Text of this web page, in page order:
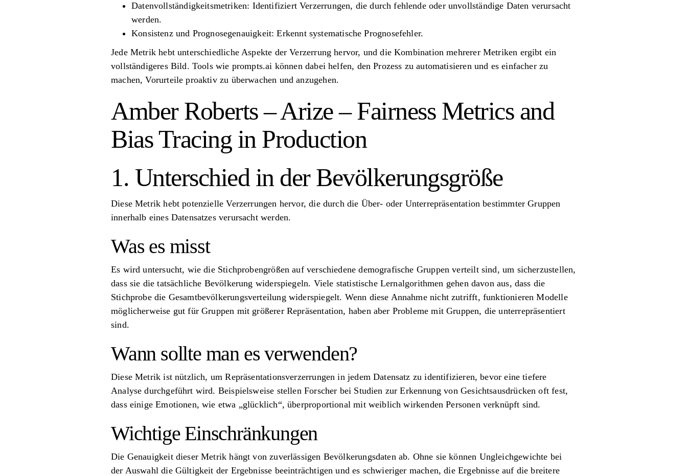
Datenvollständigkeitsmetriken: Identifiziert Verzerrungen, die durch fehlende oder unvollständige Daten verursacht
werden.
Konsistenz und Prognosegenauigkeit: Erkennt systematische Prognosefehler.
Jede Metrik hebt unterschiedliche Aspekte der Verzerrung hervor, und die Kombination mehrerer Metriken ergibt ein
vollständigeres Bild. Tools wie prompts.ai können dabei helfen, den Prozess zu automatisieren und es einfacher zu
machen, Vorurteile proaktiv zu überwachen und anzugehen.
Amber Roberts – Arize – Fairness Metrics and
Bias Tracing in Production
1. Unterschied in der Bevölkerungsgröße
Diese Metrik hebt potenzielle Verzerrungen hervor, die durch die Über- oder Unterrepräsentation bestimmter Gruppen
innerhalb eines Datensatzes verursacht werden.
Was es misst
Es wird untersucht, wie die Stichprobengrößen auf verschiedene demografische Gruppen verteilt sind, um sicherzustellen,
dass sie die tatsächliche Bevölkerung widerspiegeln. Viele statistische Lernalgorithmen gehen davon aus, dass die
Stichprobe die Gesamtbevölkerungsverteilung widerspiegelt. Wenn diese Annahme nicht zutrifft, funktionieren Modelle
möglicherweise gut für Gruppen mit größerer Repräsentation, haben aber Probleme mit Gruppen, die unterrepräsentiert
sind.
Wann sollte man es verwenden?
Diese Metrik ist nützlich, um Repräsentationsverzerrungen in jedem Datensatz zu identifizieren, bevor eine tiefere
Analyse durchgeführt wird. Beispielsweise stellen Forscher bei Studien zur Erkennung von Gesichtsausdrücken oft fest,
dass einige Emotionen, wie etwa „glücklich“, überproportional mit weiblich wirkenden Personen verknüpft sind.
Wichtige Einschränkungen
Die Genauigkeit dieser Metrik hängt von zuverlässigen Bevölkerungsdaten ab. Ohne sie können Ungleichgewichte bei
der Auswahl die Gültigkeit der Ergebnisse beeinträchtigen und es schwieriger machen, die Ergebnisse auf die breitere